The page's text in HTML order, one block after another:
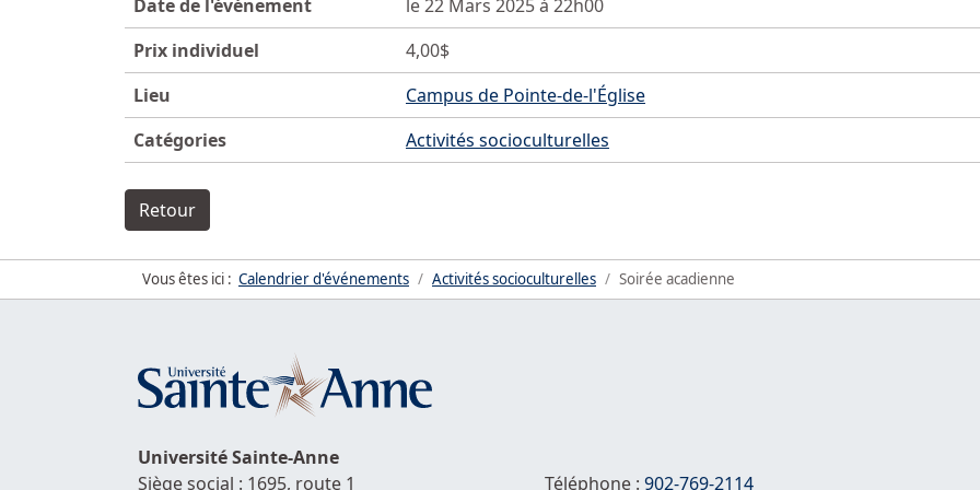
Date de l'événement
le 22 Mars 2025 à 22h00
Prix individuel
4,00$
Lieu
Campus de Pointe-de-l'Église
Catégories
Activités socioculturelles
Retour
Vous êtes ici : Calendrier d'événements Activités socioculturelles Soirée acadienne
UniversitéSainte-Anne
Siège social : 1695, route 1
Téléphone : 902-769-2114